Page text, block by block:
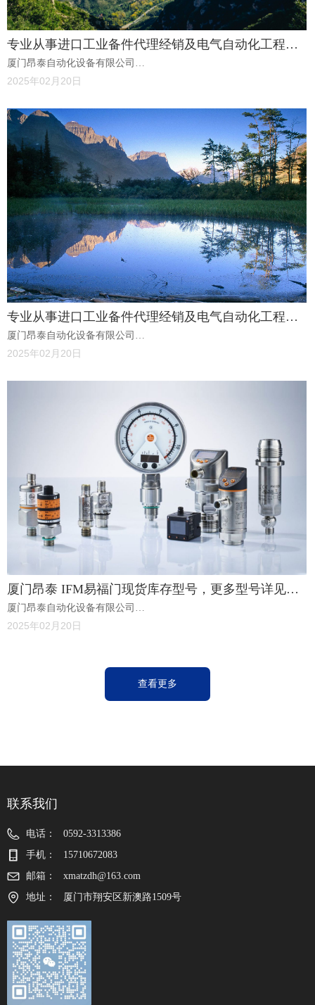
专业从事进口工业备件代理经销及电气自动化工程项
目技术开发
厦门昂泰自动化设备有限公司
（Xiamen Angtai Automation Equipment Co., Ltd.）坐落于美丽的海滨
工程项目技术开发、改造的高新技术企业。
2025年02月20日
专业从事进口工业备件代理经销及电气自动化工程项
目技术开发
厦门昂泰自动化设备有限公司
（Xiamen Angtai Automation Equipment Co., Ltd.）坐落于美丽的海滨
2025年02月20日
厦门昂泰 IFM易福门现货库存型号，更多型号详见下
表
厦门昂泰自动化设备有限公司
（Xiamen Angtai Automation Equipment Co., Ltd.）坐落于美丽的海滨
2025年02月20日
查看更多
联系我们
电话：
0592-3313386
手机：
15710672083
邮箱：
xmatzdh@163.com
地址：
厦门市翔安区新澳路1509号